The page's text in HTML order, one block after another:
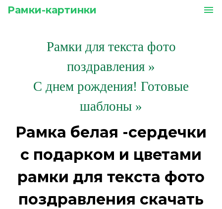
Рамки-картинки menu
Рамки для текста фото
поздравления »
С днем рождения! Готовые
шаблоны »
Рамка белая -сердечки
с подарком и цветами
рамки для текста фото
поздравления скачать